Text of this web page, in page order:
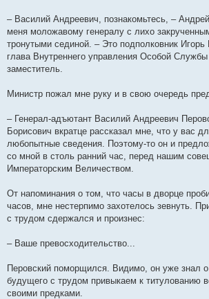
– Василий Андреевич, познакомьтесь, –
меня моложавому генералу с лихо
тронутыми сединой. – Это подполковник
глава Внутреннего управления Особой
заместитель.
Министр пожал мне руку и в свою очередь
– Генерал-адъютант Василий Андреевич
Борисович вкратце рассказал мне, что у вас
любопытные сведения. Поэтому-то он и
со мной в столь ранний час, перед нашим
Императорским Величеством.
От напоминания о том, что часы в дворце
часов, мне нестерпимо захотелось зевнуть.
с трудом сдержался и произнес:
– Ваше превосходительство...
Перовский поморщился. Видимо, он уже знал
будущего с трудом привыкаем к титулованию
своими предками.